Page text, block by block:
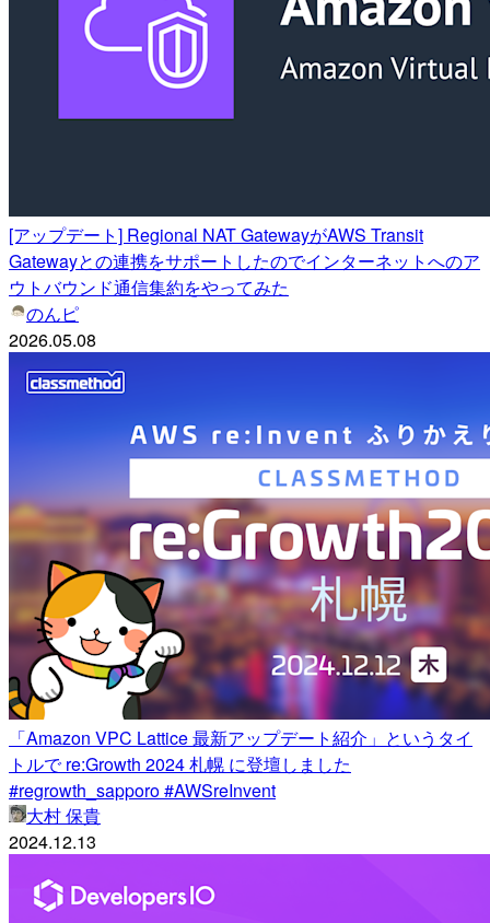
[アップデート] Regional NAT GatewayがAWS Transit
Gatewayとの連携をサポートしたのでインターネットへのア
ウトバウンド通信集約をやってみた
のんピ
2026.05.08
「Amazon VPC Lattice 最新アップデート紹介」というタイ
トルで re:Growth 2024 札幌 に登壇しました
#regrowth_sapporo #AWSreInvent
大村 保貴
2024.12.13